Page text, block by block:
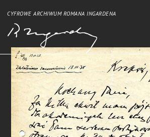
CYFROWE ARCHIWUM ROMANA INGARDENA